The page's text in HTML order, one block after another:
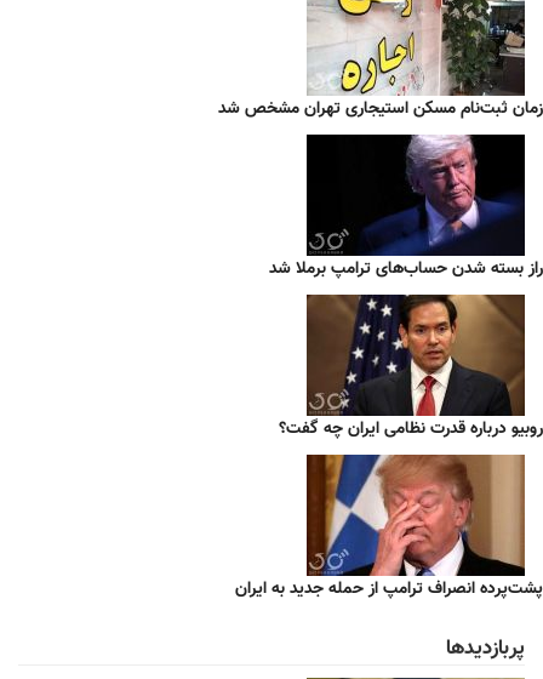
زمان ثبت‌نام مسکن استیجاری تهران مشخص شد
راز بسته شدن حساب‌های ترامپ برملا شد
روبیو درباره قدرت نظامی ایران چه گفت؟
پشت‌پرده انصراف ترامپ از حمله جدید به ایران
پربازدیدها